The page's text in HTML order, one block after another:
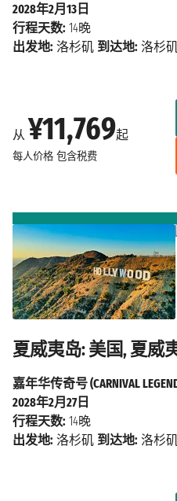
从 ¥11,769起
每人价格 包含税费
2028年2月13日
行程天数: 14晚
出发地: 洛杉矶 到达地: 洛杉
夏威夷岛: 美国, 夏威
嘉年华传奇号 (CARNIVAL
2028年2月27日
行程天数: 14晚
出发地: 洛杉矶 到达地: 洛杉